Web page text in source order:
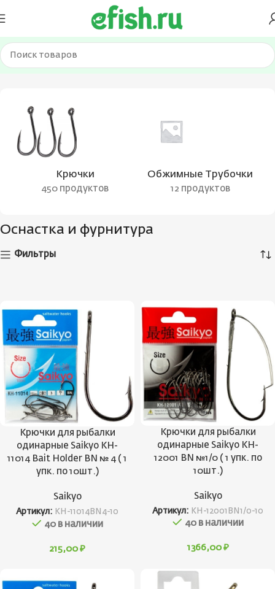
Главная Оснастка и фурнитура Страница 38
Крючки
450 продуктов
Обжимные Трубочки
12 продуктов
Оснастка и фурнитура
Фильтры
Крючки для рыбалки
одинарные Saikyo KH-
11014 Bait Holder BN № 4 ( 1
упк. по 10шт.)
Saikyo
Артикул: KH-11014BN4-10
40 в наличии
215,00 ₽
Крючки для рыбалки
одинарные Saikyo KH-
12001 BN №1/0 ( 1 упк. по
10шт.)
Saikyo
Артикул: KH-12001BN1/0-10
40 в наличии
1366,00 ₽